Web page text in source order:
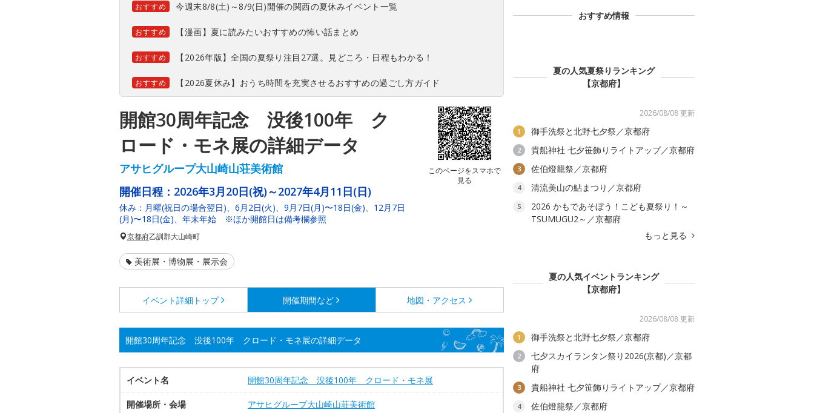
おすすめ 今週末8/8(土)～8/9(日)開催の関西の夏休みイベント一覧
おすすめ 【漫画】夏に読みたいおすすめの怖い話まとめ
おすすめ 【2026年版】全国の夏祭り注目27選。見どころ・日程もわかる！
おすすめ 【2026夏休み】おうち時間を充実させるおすすめの過ごし方ガイド
開館30周年記念 没後100年 ク
ロード・モネ展の詳細データ
アサヒグループ大山崎山荘美術館
このページをスマホで
見る
開催日程： 2026年3月20日(祝)～2027年4月11日(日)
休み：月曜(祝日の場合翌日)、6月2日(火)、9月7日(月)〜18日(金)、12月7日
(月)〜18日(金)、年末年始 ※ほか開館日は備考欄参照
京都府乙訓郡大山崎町
美術展・博物展・展示会
イベント詳細 トップ 開催期間など 地図・アクセス
開館30周年記念 没後100年 クロード・モネ展の詳細データ
イベント名 開館30周年記念 没後100年 クロード・モネ展
開催場所・会場 アサヒグループ大山崎山荘美術館
おすすめ情報
夏の人気夏祭りランキング
【京都府】
2026/08/08 更新
1 御手洗祭と北野七夕祭／京都府
2 貴船神社 七夕笹飾りライトアップ／京都府
3 佐伯燈籠祭／京都府
4 清流美山の鮎まつり／京都府
5
2026 かもであそぼう！こども夏祭り！～
TSUMUGU2～／京都府
もっと見る
夏の人気イベントランキング
【京都府】
2026/08/08 更新
1 御手洗祭と北野七夕祭／京都府
2
七夕スカイランタン祭り2026(京都)／京都
府
3 貴船神社 七夕笹飾りライトアップ／京都府
4 佐伯燈籠祭／京都府